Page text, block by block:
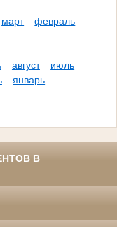
март
февраль
август
июль
январь
В